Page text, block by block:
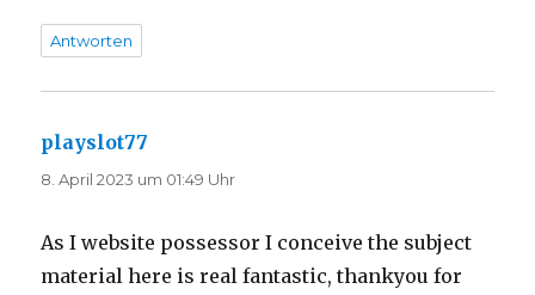
Antworten
playslot77
8. April 2023 um 01:49 Uhr
As I website possessor I conceive the subject
material here is real fantastic, thankyou for